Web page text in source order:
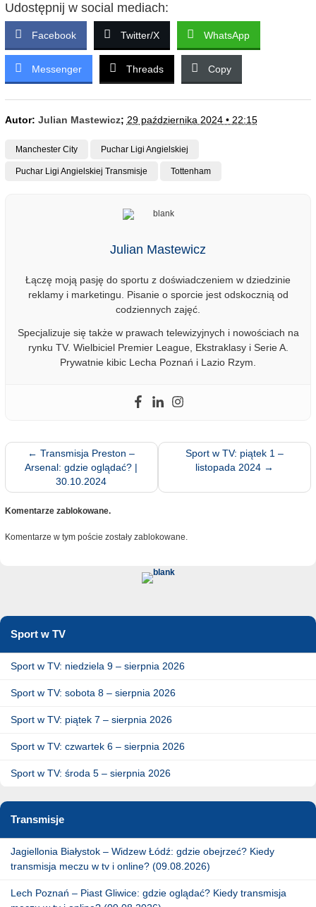
Udostępnij w social mediach:
Facebook Twitter/X WhatsApp
Messenger Threads Copy
Autor: Julian Mastewicz; 29 października 2024 • 22:15
Manchester City Puchar Ligi Angielskiej
Puchar Ligi Angielskiej Transmisje Tottenham
Julian Mastewicz
Łączę moją pasję do sportu z doświadczeniem w dziedzinie
reklamy i marketingu. Pisanie o sporcie jest odskocznią od
codziennych zajęć.
Specjalizuje się także w prawach telewizyjnych i nowościach na
rynku TV. Wielbiciel Premier League, Ekstraklasy i Serie A.
Prywatnie kibic Lecha Poznań i Lazio Rzym.
← Transmisja Preston –
Arsenal: gdzie oglądać? |
30.10.2024
Sport w TV: piątek 1 –
listopada 2024 →
Komentarze zablokowane.
Komentarze w tym poście zostały zablokowane.
Sport w TV
Sport w TV: niedziela 9 – sierpnia 2026
Sport w TV: sobota 8 – sierpnia 2026
Sport w TV: piątek 7 – sierpnia 2026
Sport w TV: czwartek 6 – sierpnia 2026
Sport w TV: środa 5 – sierpnia 2026
Transmisje
Jagiellonia Białystok – Widzew Łódź: gdzie obejrzeć? Kiedy
transmisja meczu w tv i online? (09.08.2026)
Lech Poznań – Piast Gliwice: gdzie oglądać? Kiedy transmisja